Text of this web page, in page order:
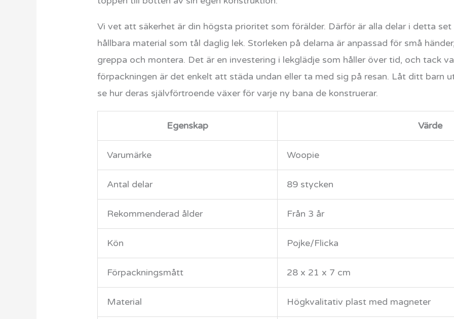
Vi vet att säkerhet är din högsta prioritet som förälder. Därför är alla delar i detta
hållbara material som tål daglig lek. Storleken på delarna är anpassad för små
greppa och montera. Det är en investering i lekglädje som håller över tid, och tack
förpackningen är det enkelt att städa undan eller ta med sig på resan. Låt ditt barn
se hur deras självförtroende växer för varje ny bana de konstruerar.
Egenskap Värde
Varumärke Woopie
Antal delar 89 stycken
Rekommenderad ålder Från 3 år
Kön Pojke/Flicka
Förpackningsmått 28 x 21 x 7 cm
Material Högkvalitativ plast med magneter